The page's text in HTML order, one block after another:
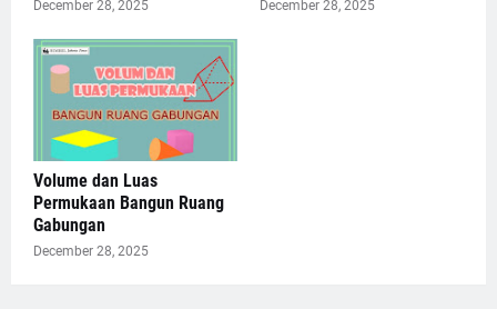
December 28, 2025 December 28, 2025
Volume dan Luas
Permukaan Bangun Ruang
Gabungan
December 28, 2025